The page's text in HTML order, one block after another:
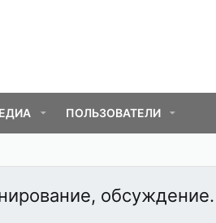
ПОЛЬЗОВАТЕЛИ
обсуждение.